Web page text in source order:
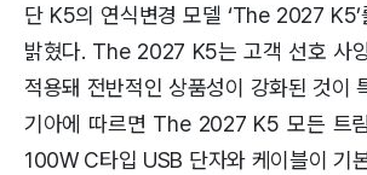
단 K5의 연식변경 모델 ‘The 2027 K5’
밝혔다. The 2027 K5는 고객 선호 사
적용돼 전반적인 상품성이 강화된 것이
기아에 따르면 The 2027 K5 모든 트
100W C타입 USB 단자와 케이블이 기